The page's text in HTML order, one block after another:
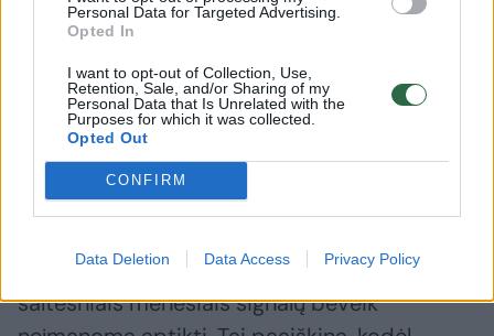
Personal Data for Targeted Advertising.
Opted In
I want to opt-out of Collection, Use,
Retention, Sale, and/or Sharing of my
Personal Data that Is Unrelated with the
Purposes for which it was collected.
Opted Out
CONFIRM
Data Deletion Data Access Privacy Policy
Okunevo atenų laukas.
„Google Maps“ iliustr.
Įdomu tai, kad lenkų tyrėjai pastebėjo, jog
rusų EW efektyvumas labai priklauso nuo oro
dažniausiai pasiekia šiltuoju metų laiku, o
šaltesniais mėnesiais signalų beveik